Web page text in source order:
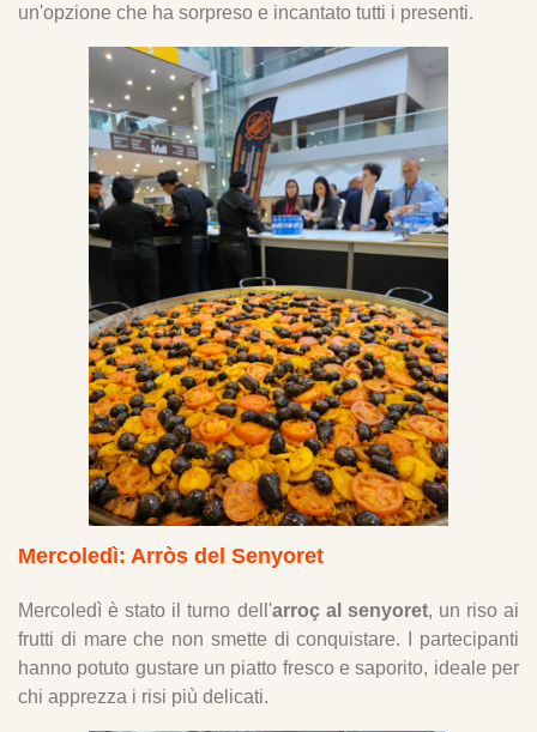
un'opzione che ha sorpreso e incantato tutti i presenti.
Mercoledì: Arròs del Senyoret
Mercoledì è stato il turno dell'arroç al senyoret, un riso ai
frutti di mare che non smette di conquistare. I partecipanti
hanno potuto gustare un piatto fresco e saporito, ideale per
chi apprezza i risi più delicati.